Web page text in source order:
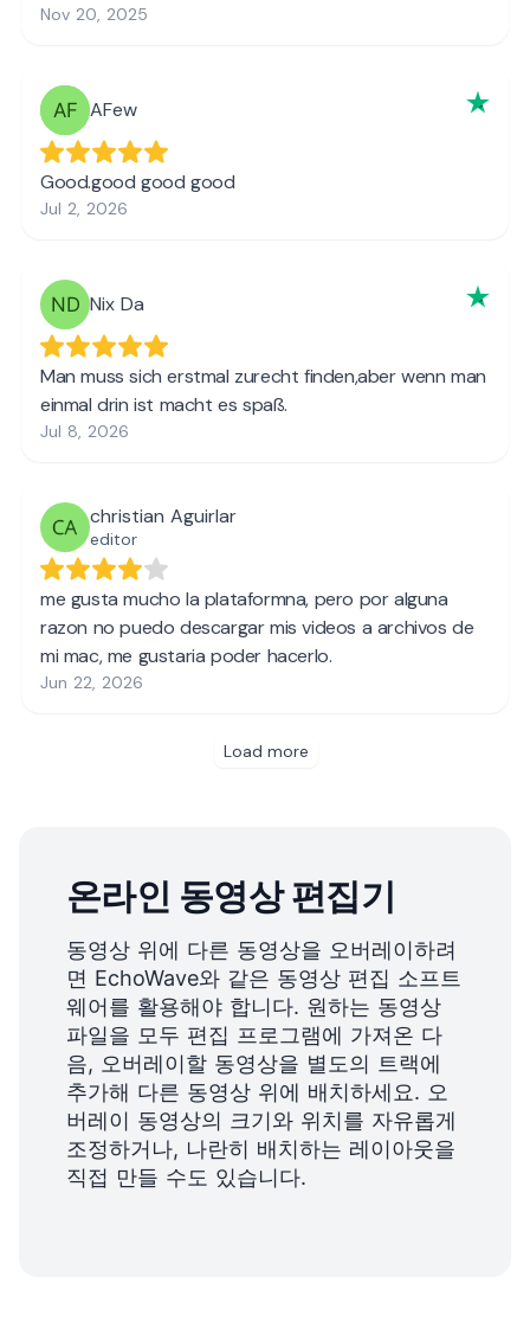
온라인 동영상 편집기
동영상 위에 다른 동영상을 오버레이하려
면 EchoWave와 같은 동영상 편집 소프트
웨어를 활용해야 합니다. 원하는 동영상
파일을 모두 편집 프로그램에 가져온 다
음, 오버레이할 동영상을 별도의 트랙에
추가해 다른 동영상 위에 배치하세요. 오
버레이 동영상의 크기와 위치를 자유롭게
조정하거나, 나란히 배치하는 레이아웃을
직접 만들 수도 있습니다.